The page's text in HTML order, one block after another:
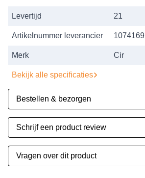
Levertijd 21
Artikelnummer leverancier 1074169
Merk Cir
Bekijk alle specificaties
Bestellen & bezorgen
Schrijf een product review
Vragen over dit product